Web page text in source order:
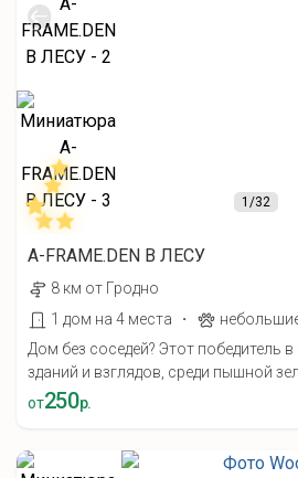
1/32
A-FRAME.DEN В ЛЕСУ
8 км от Гродно
1 дом на 4 места
·
Дом без соседей? Этот победитель
зданий и взглядов, среди пышной
от250р.